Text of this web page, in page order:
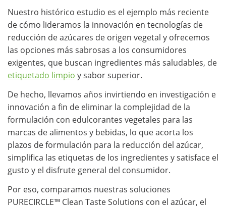
Nuestro histórico estudio es el ejemplo más reciente
de cómo lideramos la innovación en tecnologías de
reducción de azúcares de origen vegetal y ofrecemos
las opciones más sabrosas a los consumidores
exigentes, que buscan ingredientes más saludables, de
etiquetado limpio y sabor superior.
De hecho, llevamos años invirtiendo en investigación e
innovación a fin de eliminar la complejidad de la
formulación con edulcorantes vegetales para las
marcas de alimentos y bebidas, lo que acorta los
plazos de formulación para la reducción del azúcar,
simplifica las etiquetas de los ingredientes y satisface el
gusto y el disfrute general del consumidor.
Por eso, comparamos nuestras soluciones
PURECIRCLE™ Clean Taste Solutions con el azúcar, el